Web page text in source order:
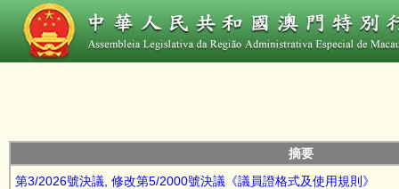
摘要
第3/2026號決議, 修改第5/2000號決議《議員證格式及使用規則》